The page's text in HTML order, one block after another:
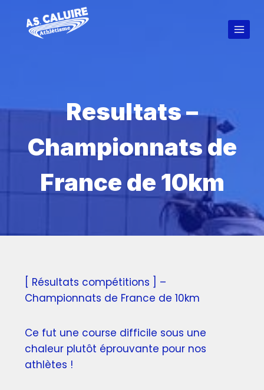
Resultats –
Championnats de
France de 10km
[ Résultats compétitions ] –
Championnats de France de 10km
Ce fut une course difficile sous une
chaleur plutôt éprouvante pour nos
athlètes !